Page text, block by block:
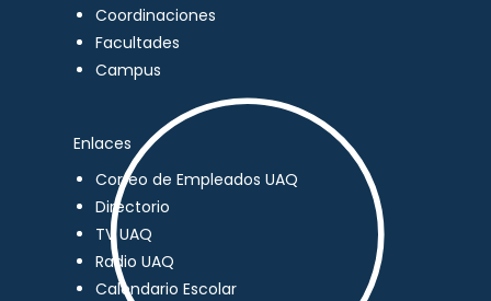
Coordinaciones
Facultades
Campus
Enlaces
Correo de Empleados UAQ
Directorio
TV UAQ
Radio UAQ
Calendario Escolar